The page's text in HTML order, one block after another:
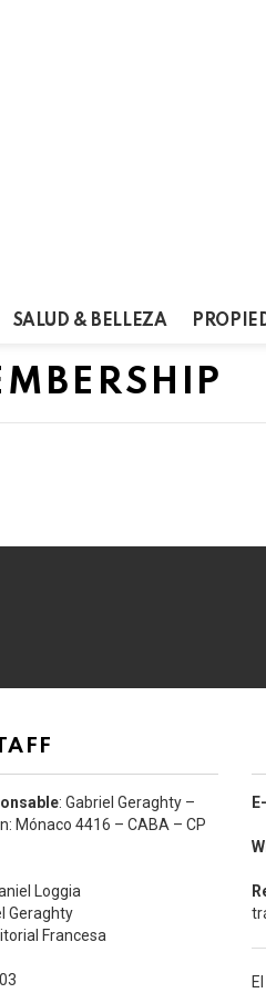
SALUD & BELLEZA
: Gabriel Geraghty –
Mónaco 4416 – CABA – CP
Loggia
Geraghty
Francesa